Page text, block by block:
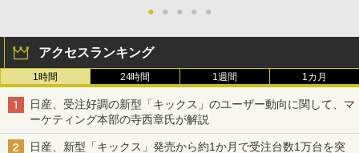
● ● ● ● ●
アクセスランキング
1時間 24時間 1週間 1カ月
日産、受注好調の新型「キックス」のユーザー動向に関して、マ
ーケティング本部の寺西章氏が解説
日産、新型「キックス」発売から約1か月で受注台数1万台を突